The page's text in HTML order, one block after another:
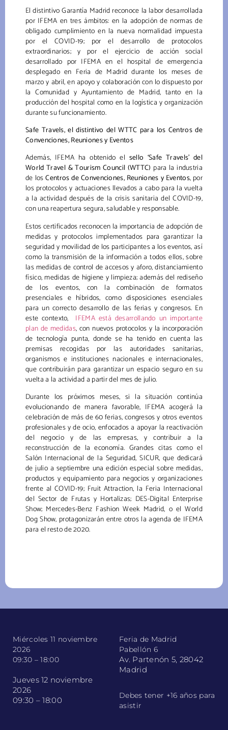
El distintivo Garantía Madrid reconoce la labor desarrollada
por IFEMA en tres ámbitos: en la adopción de normas de
obligado cumplimiento en la nueva normalidad impuesta
por el COVID-19; por el desarrollo de protocolos
extraordinarios; y por el ejercicio de acción social
desarrollado por IFEMA en el hospital de emergencia
desplegado en Feria de Madrid durante los meses de
marzo y abril, en apoyo y colaboración con lo dispuesto por
la Comunidad y Ayuntamiento de Madrid, tanto en la
producción del hospital como en la logística y organización
durante su funcionamiento.
Safe Travels, el distintivo del WTTC para los Centros de
Convenciones, Reuniones y Eventos
Además, IFEMA ha obtenido el sello ‘Safe Travels’ del
World Travel & Tourism Council (WTTC) para la industria
de losCentros de Convenciones, Reuniones y Eventos, por
los protocolos y actuaciones llevados a cabo para la vuelta
a la actividad después de la crisis sanitaria del COVID-19,
con una reapertura segura, saludable y responsable.
Estos certificados reconocen la importancia de adopción de
medidas y protocolos implementados para garantizar la
seguridad y movilidad de los participantes a los eventos, así
como la transmisión de la información a todos ellos, sobre
las medidas de control de accesos y aforo, distanciamiento
físico, medidas de higiene y limpieza; además del rediseño
de los eventos, con la combinación de formatos
presenciales e híbridos, como disposiciones esenciales
para un correcto desarrollo de las ferias y congresos. En
este contexto, IFEMA está desarrollando un importante
plan de medidas, con nuevos protocolos y la incorporación
de tecnología punta, donde se ha tenido en cuenta las
premisas recogidas por las autoridades sanitarias,
organismos e instituciones nacionales e internacionales,
que contribuirán para garantizar un espacio seguro en su
vuelta a la actividad a partir del mes de julio.
Durante los próximos meses, si la situación continúa
evolucionando de manera favorable, IFEMA acogerá la
celebración de más de 60 ferias, congresos y otros eventos
profesionales y de ocio, enfocados a apoyar la reactivación
del negocio y de las empresas, y contribuir a la
reconstrucción de la economía. Grandes citas como el
Salón Internacional de la Seguridad, SICUR, que dedicará
de julio a septiembre una edición especial sobre medidas,
productos y equipamiento para negocios y organizaciones
frente al COVID-19; Fruit Attraction, la Feria Internacional
del Sector de Frutas y Hortalizas; DES-Digital Enterprise
Show; Mercedes-Benz Fashion Week Madrid, o el World
Dog Show, protagonizarán entre otros la agenda de IFEMA
para el resto de 2020.
Miércoles 11 noviembre
2026
09:30 – 18:00
Jueves 12 noviembre
2026
09:30 – 18:00
Feria de Madrid
Pabellón 6
Av. Partenón 5, 28042
Madrid
Debes tener +16 años para
asistir